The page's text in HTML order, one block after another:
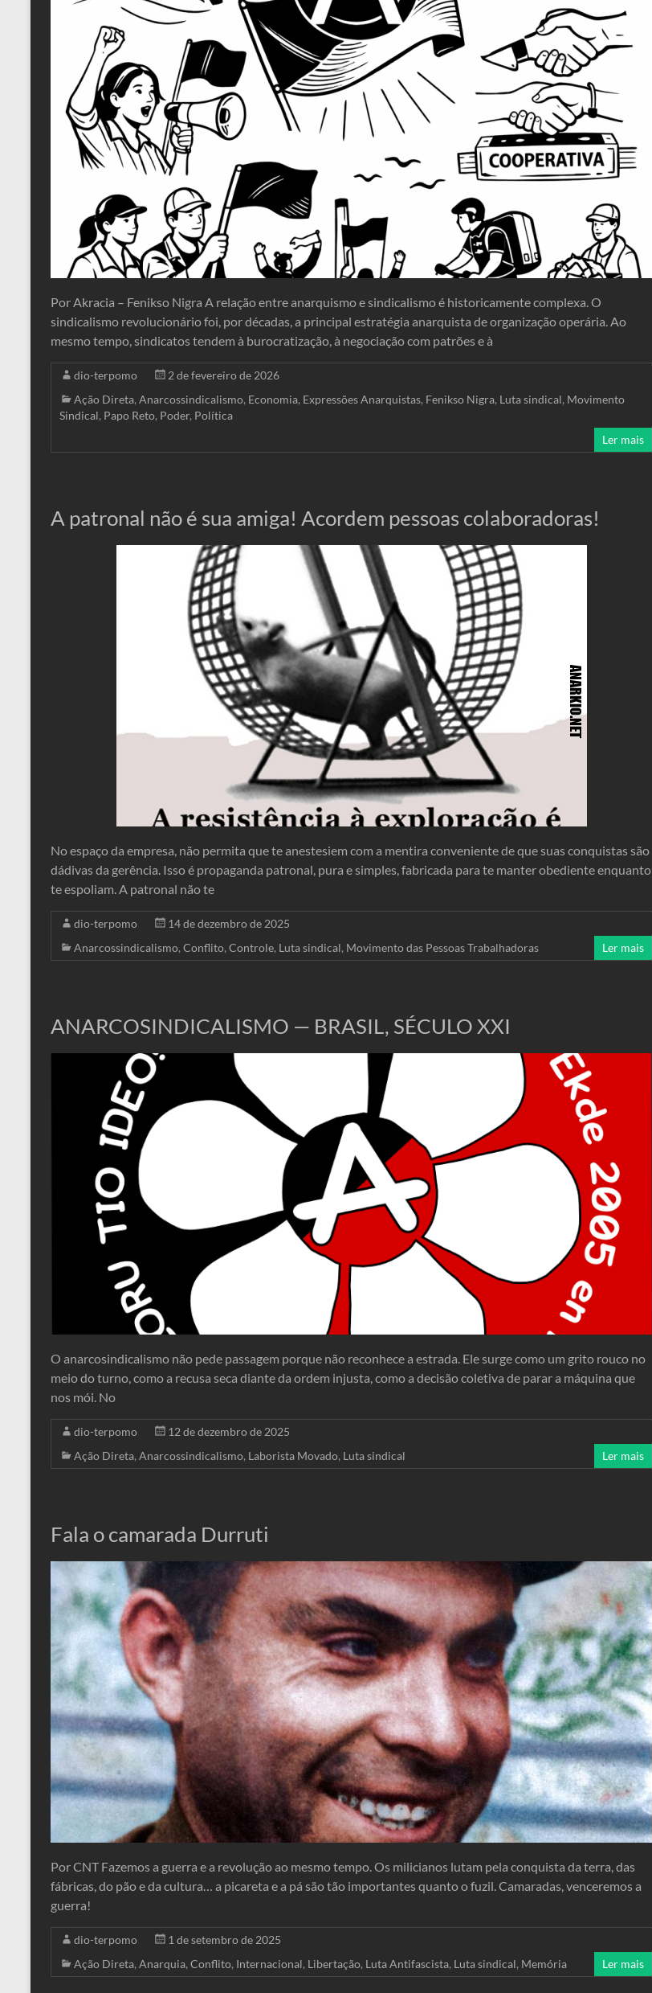
Por Akracia – Fenikso Nigra A relação entre anarquismo e sindicalismo é historicamente complexa. O
sindicalismo revolucionário foi, por décadas, a principal estratégia anarquista de organização operária. Ao
mesmo tempo, sindicatos tendem à burocratização, à negociação com patrões e à
dio-terpomo
2 de fevereiro de 2026
Ação Direta, Anarcossindicalismo, Economia, Expressões Anarquistas, Fenikso Nigra, Luta sindical, Movimento
Sindical, Papo Reto, Poder, Política
Ler mais
A patronal não é sua amiga! Acordem pessoas colaboradoras!
No espaço da empresa, não permita que te anestesiem com a mentira conveniente de que suas conquistas são
dádivas da gerência. Isso é propaganda patronal, pura e simples, fabricada para te manter obediente enquanto
te espoliam. A patronal não te
dio-terpomo
14 de dezembro de 2025
Anarcossindicalismo, Conflito, Controle, Luta sindical, Movimento das Pessoas Trabalhadoras Ler mais
ANARCOSINDICALISMO — BRASIL, SÉCULO XXI
O anarcosindicalismo não pede passagem porque não reconhece a estrada. Ele surge como um grito rouco no
meio do turno, como a recusa seca diante da ordem injusta, como a decisão coletiva de parar a máquina que
nos mói. No
dio-terpomo
12 de dezembro de 2025
Ação Direta, Anarcossindicalismo, Laborista Movado, Luta sindical Ler mais
Fala o camarada Durruti
Por CNT Fazemos a guerra e a revolução ao mesmo tempo. Os milicianos lutam pela conquista da terra, das
fábricas, do pão e da cultura… a picareta e a pá são tão importantes quanto o fuzil. Camaradas, venceremos a
guerra!
dio-terpomo
1 de setembro de 2025
Ação Direta, Anarquia, Conflito, Internacional, Libertação, Luta Antifascista, Luta sindical, Memória Ler mais